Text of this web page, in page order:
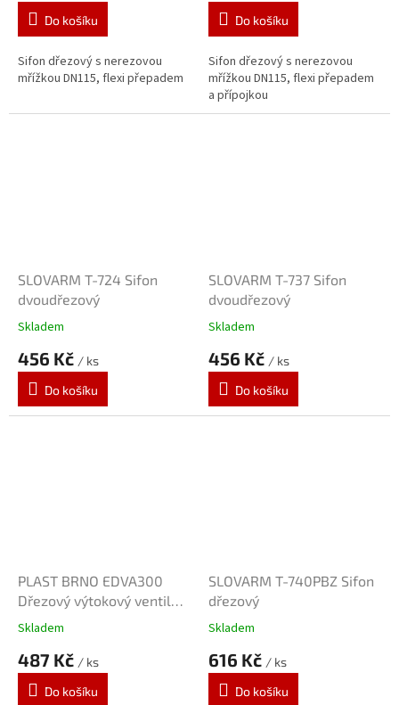
Do košíku
Sifon dřezový s nerezovou
mřížkou DN115, flexi přepadem
Do košíku
Sifon dřezový s nerezovou
mřížkou DN115, flexi přepadem
a přípojkou
SLOVARM T-724 Sifon
dvoudřezový
Skladem
456 Kč / ks
Do košíku
SLOVARM T-737 Sifon
dvoudřezový
Skladem
456 Kč / ks
Do košíku
PLAST BRNO EDVA300
Dřezový výtokový ventil
6/4"
Skladem
487 Kč / ks
Do košíku
SLOVARM T-740PBZ Sifon
dřezový
Skladem
616 Kč / ks
Do košíku